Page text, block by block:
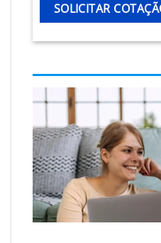
SOLICITAR